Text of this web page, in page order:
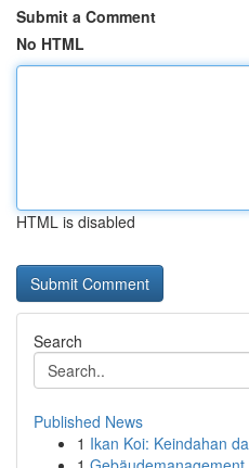
Submit a Comment
No HTML
HTML is disabled
Search
Published News
1 Ikan Koi: Keindahan